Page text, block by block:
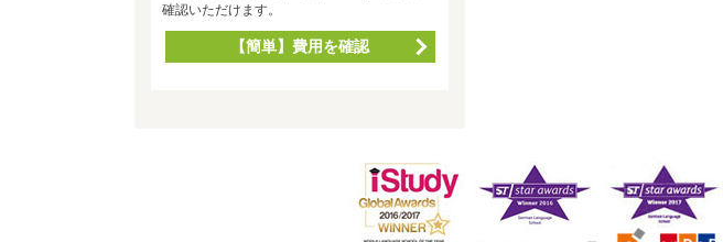
確認いただけます。
【簡単】費用を確認